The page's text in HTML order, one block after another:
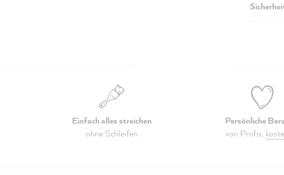
Einfach alles streichen
ohne Schleifen
Persönliche
von Profis,